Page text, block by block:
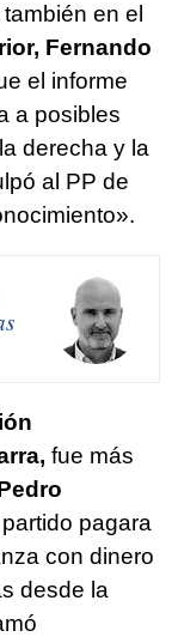
en el
Fernando
el informe
a posibles
derecha y la
al PP de
fue más
pagara
con dinero
desde la